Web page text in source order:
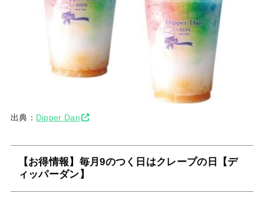
出典： Dipper Dan
【お得情報】毎月9のつく日はクレープの日【デ
ィッパーダン】